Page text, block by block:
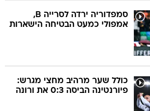
סמפדוריה ירדה לסרייה B,
אמפולי כמעט הבטיחה הישארות
כולל שער מרהיב מחצי מגרש:
פיורנטינה הביסה 0:3 את ורונה